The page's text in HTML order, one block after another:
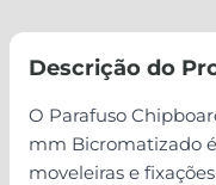
Descrição do
O Parafuso
mm Bicromatizado
moveleiras e